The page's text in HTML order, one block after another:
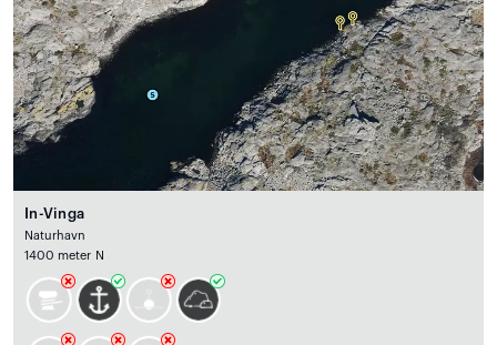
In-Vinga
Naturhavn
1400 meter N